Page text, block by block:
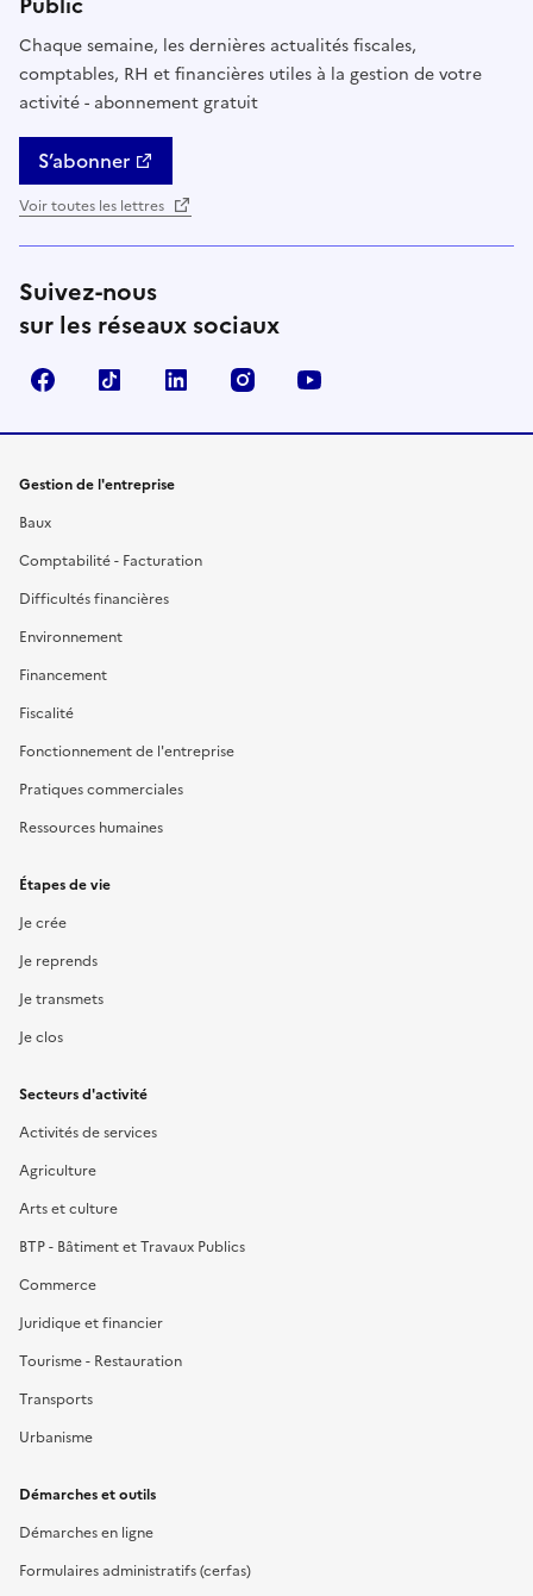
Chaque semaine, les dernières actualités fiscales,
comptables, RH et financières utiles à la gestion de votre
activité - abonnement gratuit
S’abonner
Voir toutes les lettres
Suivez-nous
sur les réseaux sociaux
FacebookTikTok Linkedin Instagram
Gestion de l'entreprise
Baux
Comptabilité - Facturation
Difficultés financières
Environnement
Financement
Fiscalité
Fonctionnement de l'entreprise
Pratiques commerciales
Ressources humaines
Étapes de vie
Je crée
Je reprends
Je transmets
Je clos
Secteurs d'activité
Activités de services
Agriculture
Arts et culture
BTP - Bâtiment et Travaux Publics
Commerce
Juridique et financier
Tourisme - Restauration
Transports
Urbanisme
Démarches et outils
Démarches en ligne
Formulaires administratifs (cerfas)